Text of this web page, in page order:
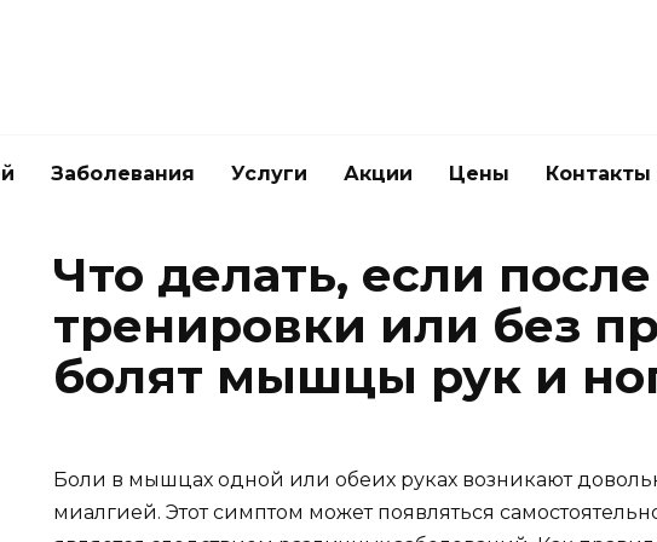
Заболевания Услуги Акции Цены Контакты
Что делать, если после
тренировки или без
болят мышцы рук и
Боли в мышцах одной или обеих руках возникают
миалгией. Этот симптом может появляться